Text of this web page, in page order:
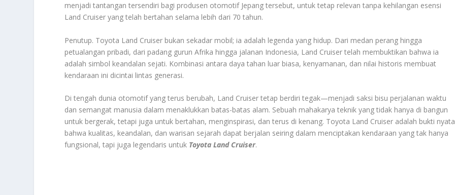
menjadi tantangan tersendiri bagi produsen otomotif Jepang tersebut, untuk tetap relevan tanpa kehilangan esensi
Land Cruiser yang telah bertahan selama lebih dari 70 tahun.
Penutup. Toyota Land Cruiser bukan sekadar mobil; ia adalah legenda yang hidup. Dari medan perang hingga
petualangan pribadi, dari padang gurun Afrika hingga jalanan Indonesia, Land Cruiser telah membuktikan bahwa ia
adalah simbol keandalan sejati. Kombinasi antara daya tahan luar biasa, kenyamanan, dan nilai historis membuat
kendaraan ini dicintai lintas generasi.
Di tengah dunia otomotif yang terus berubah, Land Cruiser tetap berdiri tegak—menjadi saksi bisu perjalanan waktu
dan semangat manusia dalam menaklukkan batas-batas alam. Sebuah mahakarya teknik yang tidak hanya di bangun
untuk bergerak, tetapi juga untuk bertahan, menginspirasi, dan terus di kenang. Toyota Land Cruiser adalah bukti nyata
bahwa kualitas, keandalan, dan warisan sejarah dapat berjalan seiring dalam menciptakan kendaraan yang tak hanya
fungsional, tapi juga legendaris untuk Toyota Land Cruiser.